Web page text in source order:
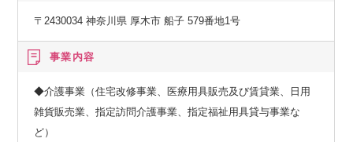
〒2430034 神奈川県 厚木市 船子 579番地1号
事業内容
◆介護事業（住宅改修事業、医療用具販売及び賃貸業、日用
雑貨販売業、指定訪問介護事業、指定福祉用具貸与事業な
ど）